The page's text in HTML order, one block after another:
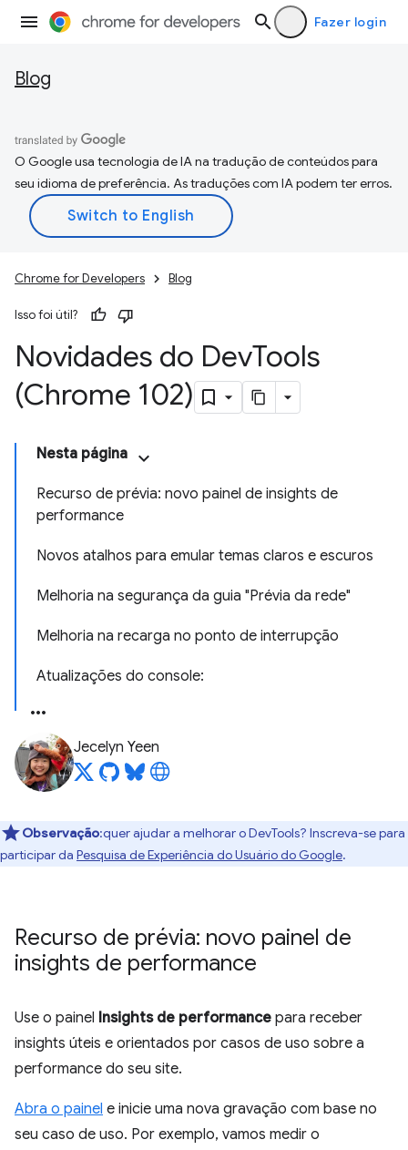
Fazer login
Blog
O Google usa tecnologia de IA na tradução de conteúdos para
seu idioma de preferência. As traduções com IA podem ter erros.
Chrome for Developers Blog
Isso foi útil?
Novidades do DevTools
(Chrome 102)
Nesta página
Recurso de prévia: novo painel de insights de
performance
Novos atalhos para emular temas claros e escuros
Melhoria na segurança da guia "Prévia da rede"
Melhoria na recarga no ponto de interrupção
Atualizações do console:
Jecelyn Yeen
Observação:quer ajudar a melhorar o DevTools? Inscreva-se para
participar da Pesquisa de Experiência do Usuário do Google.
Recurso de prévia: novo painel de
insights de performance
Use o painel Insights de performance para receber
insights úteis e orientados por casos de uso sobre a
performance do seu site.
Abra o painel e inicie uma nova gravação com base no
seu caso de uso. Por exemplo, vamos medir o